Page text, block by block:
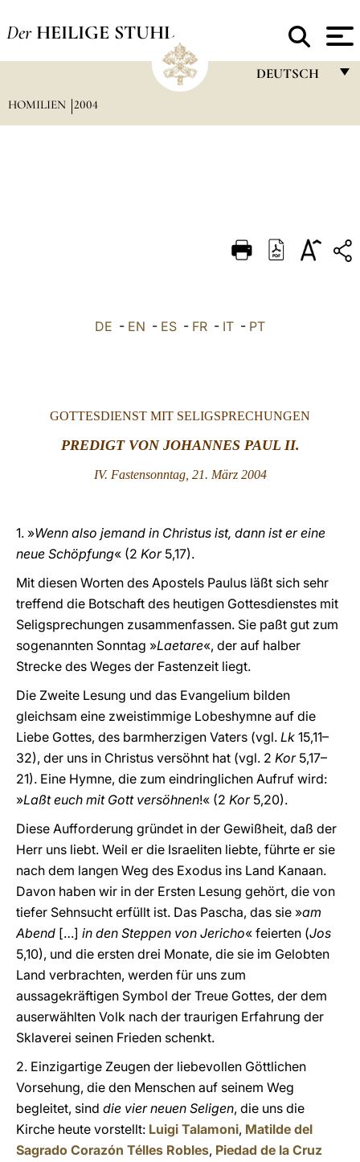
Der HEILIGE STUHL
DEUTSCH
DEUTSCH
العربيّة
HOMILIEN 2004
DE - EN - ES - FR - IT - PT
GOTTESDIENST MIT SELIGSPRECHUNGEN
PREDIGT VON JOHANNES PAUL II.
IV. Fastensonntag, 21. März 2004
1. »Wenn also jemand in Christus ist, dann ist er eine
neue Schöpfung« (2 Kor 5,17).
Mit diesen Worten des Apostels Paulus läßt sich sehr
treffend die Botschaft des heutigen Gottesdienstes mit
Seligsprechungen zusammenfassen. Sie paßt gut zum
sogenannten Sonntag »Laetare«, der auf halber
Strecke des Weges der Fastenzeit liegt.
Die Zweite Lesung und das Evangelium bilden
gleichsam eine zweistimmige Lobeshymne auf die
Liebe Gottes, des barmherzigen Vaters (vgl. Lk 15,11–
32), der uns in Christus versöhnt hat (vgl. 2 Kor5,17–
21). Eine Hymne, die zum eindringlichen Aufruf wird:
»Laßt euch mit Gott versöhnen!« (2 Kor5,20).
Diese Aufforderung gründet in der Gewißheit, daß der
Herr uns liebt. Weil er die Israeliten liebte, führte er sie
nach dem langen Weg des Exodus ins Land Kanaan.
Davon haben wir in der Ersten Lesung gehört, die von
tiefer Sehnsucht erfüllt ist. Das Pascha, das sie »am
Abend […] in den Steppen von Jericho« feierten (Jos
5,10), und die ersten drei Monate, die sie im Gelobten
Land verbrachten, werden für uns zum
aussagekräftigen Symbol der Treue Gottes, der dem
auserwählten Volk nach der traurigen Erfahrung der
Sklaverei seinen Frieden schenkt.
2. Einzigartige Zeugen der liebevollen Göttlichen
Vorsehung, die den Menschen auf seinem Weg
begleitet, sind die vier neuen Seligen, die uns die
Kirche heute vorstellt: Luigi Talamoni, Matilde del
Sagrado Corazón Télles Robles, Piedad de la Cruz